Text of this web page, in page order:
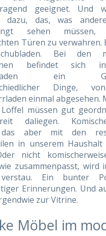
geeignet. Und
dazu, das, was
sehen müssen,
Türen zu verwahren.
Bei den
befindet sich
ein
Dinge,
einmal abgesehen.
Löffel müssen gut
daliegen.
aber mit den
in unserem Haushalt
nicht
zusammenpasst, wird
Ein bunter
Erinnerungen. Und
zur Vitrine.
Möbel im